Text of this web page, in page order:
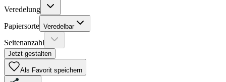
Veredelung
Papiersorte Veredelbar
Seitenanzahl
Jetzt gestalten
Als Favorit speichern